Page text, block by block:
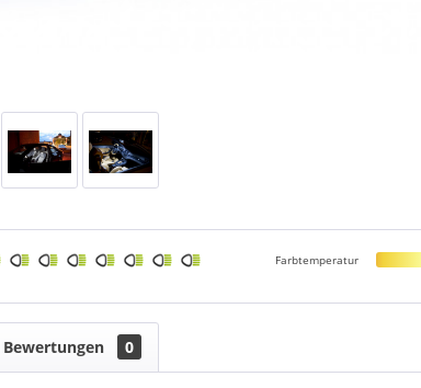
Farbtemperatur
Bewertungen 0